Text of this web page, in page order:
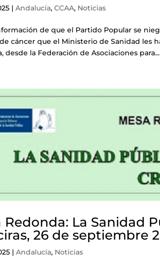
|Andalucía,CCAA, Noticias
de que el Partido Popular se
cáncer que el Ministerio de Sanidad les
desde la Federación de Asociaciones para...
Redonda: La Sanidad
26 de septiembre
|Andalucía, Noticias